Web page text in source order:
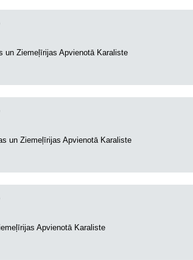
un Ziemeļīrijas Apvienotā Karaliste
un Ziemeļīrijas Apvienotā Karaliste
Apvienotā Karaliste